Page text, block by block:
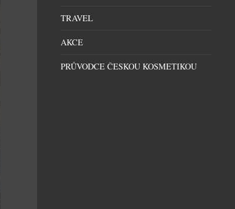
TRAVEL
AKCE
PRŮVODCE ČESKOU KOSMETIKOU